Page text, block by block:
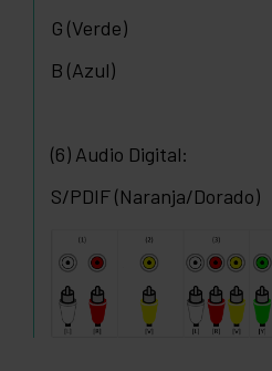
G (Verde)
B (Azul)
(6) Audio Digital:
S/PDIF (Naranja/Dorado)